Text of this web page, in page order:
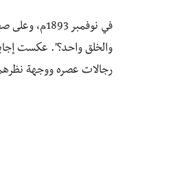
في نوفمبر
والخلق واحد؟”. عكست
رجالات عصره ووجهة